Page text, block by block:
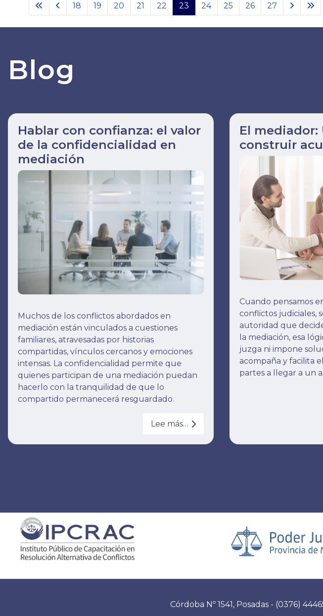
18 19 20 21 22 23 24 25 26 27
Blog
Hablar con confianza: el valor
de la confidencialidad en
mediación
Muchos de los conflictos abordados en
mediación están vinculados a cuestiones
familiares, atravesadas por historias
compartidas, vínculos cercanos y emociones
intensas. La confidencialidad permite que
quienes participan de una mediación puedan
hacerlo con la tranquilidad de que lo
compartido permanecerá resguardado.
Lee más…
El
construir
Cuando pensamos
conflictos judiciales,
autoridad que
la mediación, esa
juzga ni impone
acompaña y facilita
partes a llegar a un
Córdoba Nº 1541, Posadas - (0376)